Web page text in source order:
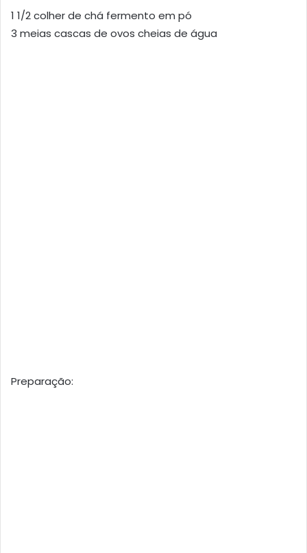
1 1/2 colher de chá fermento em pó
3 meias cascas de ovos cheias de água
Preparação: